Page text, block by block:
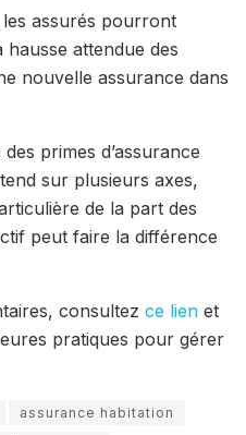
assurés pourront
attendue des
nouvelle assurance dans
primes d’assurance
sur plusieurs axes,
de la part des
peut faire la différence
consultez ce lien et
pratiques pour gérer
assurance habitation